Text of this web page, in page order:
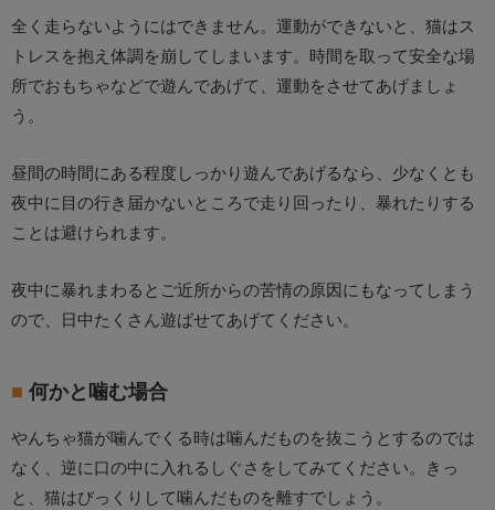
全く走らないようにはできません。運動ができないと、猫はス
トレスを抱え体調を崩してしまいます。時間を取って安全な場
所でおもちゃなどで遊んであげて、運動をさせてあげましょ
う。
昼間の時間にある程度しっかり遊んであげるなら、少なくとも
夜中に目の行き届かないところで走り回ったり、暴れたりする
ことは避けられます。
夜中に暴れまわるとご近所からの苦情の原因にもなってしまう
ので、日中たくさん遊ばせてあげてください。
何かと噛む場合
やんちゃ猫が噛んでくる時は噛んだものを抜こうとするのでは
なく、逆に口の中に入れるしぐさをしてみてください。きっ
と、猫はびっくりして噛んだものを離すでしょう。